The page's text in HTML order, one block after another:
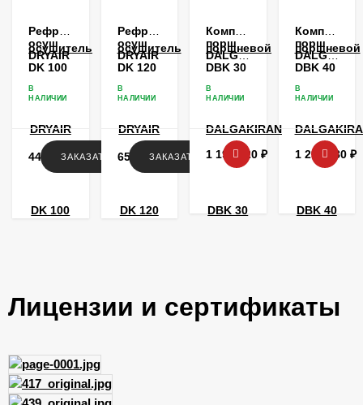
Рефрижераторный
осушитель
DRYAIR
DK 100
В
НАЛИЧИИ
449 224 ₽
ЗАКАЗАТЬ
Рефрижераторный
осушитель
DRYAIR
DK 120
В
НАЛИЧИИ
651 468 ₽
ЗАКАЗАТЬ
Компрессор
поршневой
DALGAKIRAN
DBK 30
В
НАЛИЧИИ
1 197 620 ₽
поршневой
DBK 40
В
НАЛИЧИИ
1 295 480 ₽
Лицензии и сертификаты